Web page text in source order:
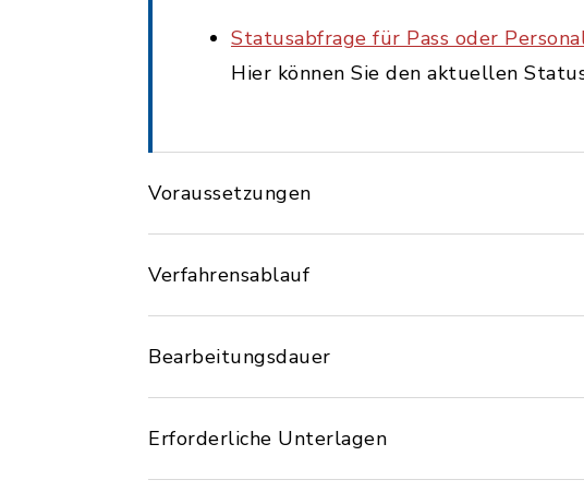
Statusabfrage für Pass oder
Hier können Sie den aktuellen
Voraussetzungen
Verfahrensablauf
Bearbeitungsdauer
Erforderliche Unterlagen